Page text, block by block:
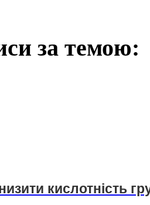
за темою:
кислотність